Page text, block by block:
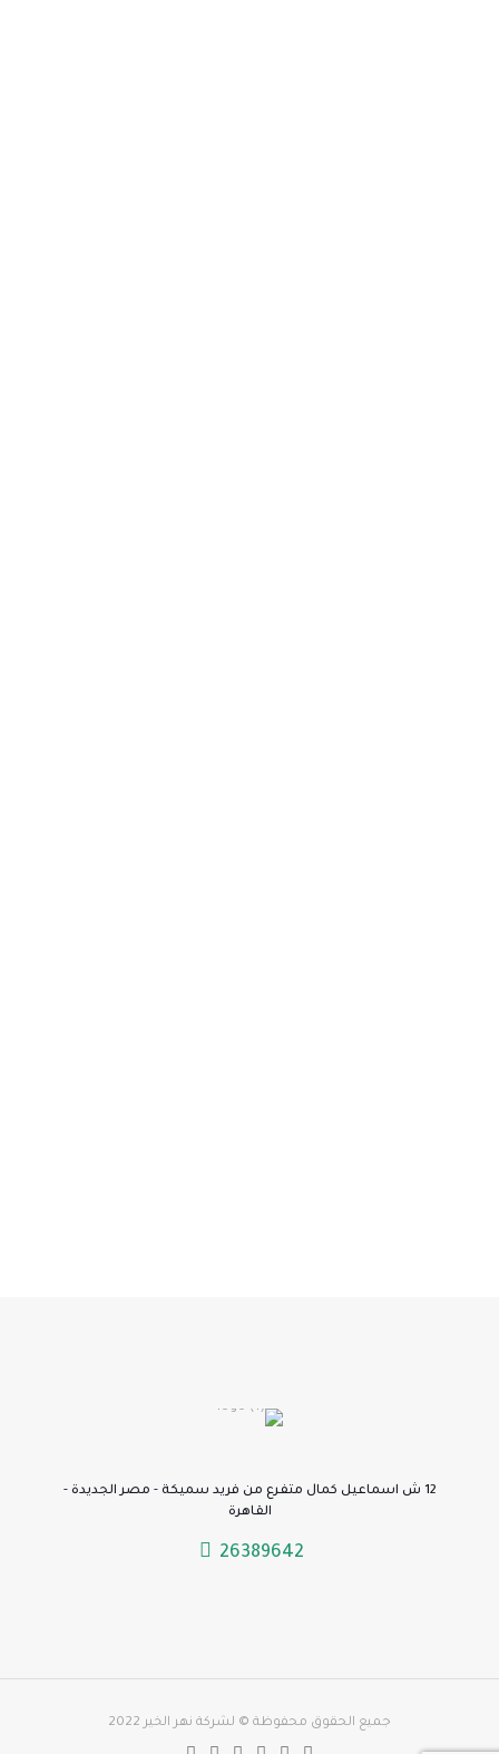
12 ش اسماعيل كمال متفرع من فريد سميكة - مصر الجديدة -
القاهرة
26389642
جميع الحقوق محفوظة © لشركة نهر الخير 2022